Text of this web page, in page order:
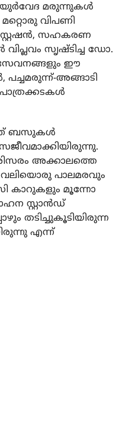
മരുന്നുകള്‍
മറ്റൊരു വിപണി
സ്റ്റേഷന്‍, സഹകരണ
സൃഷ്ടിച്ച ഡോ.
സേവനങ്ങളും ഈ
പച്ചമരുന്ന്-അങ്ങാടി
ബസുകള്‍
അക്കാലത്തെ
വലിയൊരു പാലമരവും
കാറുകളും മൂന്നോ
സ്റ്റാന്‍ഡ്
തടിച്ചുകൂടിയിരുന്ന
എന്ന്